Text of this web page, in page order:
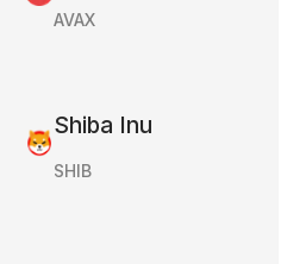
AVAX
Shiba Inu
SHIB